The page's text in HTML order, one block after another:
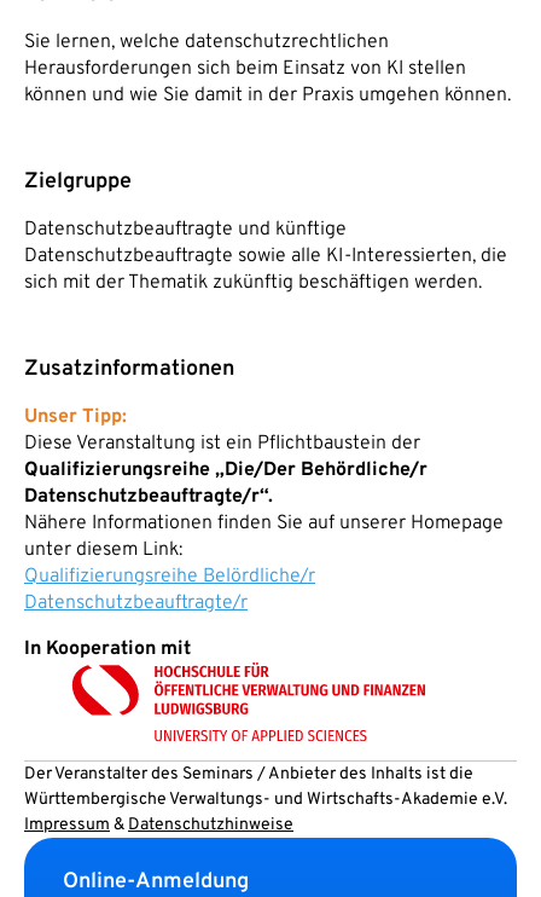
Sie lernen, welche datenschutzrechtlichen
Herausforderungen sich beim Einsatz von KI stellen
können und wie Sie damit in der Praxis umgehen können.
Zielgruppe
Datenschutzbeauftragte und künftige
Datenschutzbeauftragte sowie alle KI-Interessierten, die
sich mit der Thematik zukünftig beschäftigen werden.
Zusatzinformationen
Unser Tipp:
Diese Veranstaltung ist ein Pflichtbaustein der
Qualifizierungsreihe „Die/Der Behördliche/r
Datenschutzbeauftragte/r“.
Nähere Informationen finden Sie auf unserer Homepage
unter diesem Link:
Qualifizierungsreihe Belördliche/r
Datenschutzbeauftragte/r
In Kooperation mit
Der Veranstalter des Seminars / Anbieter des Inhalts ist die
Württembergische Verwaltungs- und Wirtschafts-Akademie e.V.
Impressum & Datenschutzhinweise
Online-Anmeldung